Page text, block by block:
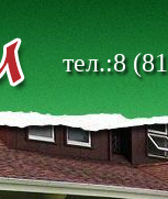
тел.:8